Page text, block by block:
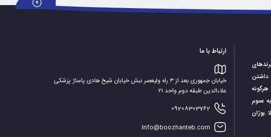
داشتن
عموم
.بوژان
ارتباط با ما
خیابان جمهوری بعد از ۳ راه ولیعصر نبش خیابان شیخ هادی پاساژ پزشکی
علاءالدین طبقه دوم واحد ۲۱
09208303762
Info@boozhanteb.com